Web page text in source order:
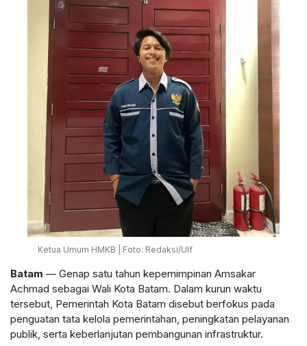
Ketua Umum HMKB | Foto: Redaksi/Ulf
Batam — Genap satu tahun kepemimpinan Amsakar
Achmad sebagai Wali Kota Batam. Dalam kurun waktu
tersebut, Pemerintah Kota Batam disebut berfokus pada
penguatan tata kelola pemerintahan, peningkatan pelayanan
publik, serta keberlanjutan pembangunan infrastruktur.